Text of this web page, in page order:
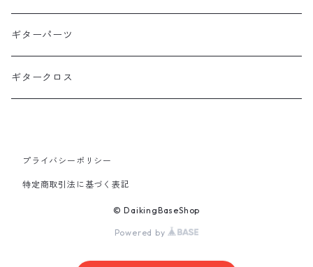
1.0mm×10枚パック
Alan Kwanモデル
WT(ポリアセタール)1.5mm
猫缶ケース
本革ピックケース黒
本革ピックケース茶
日本製本革ピックケース動物柄
1SET入りベース弦
1SET入りベース弦ピックあり
2SET入りベース弦
2SET入りベース弦
DMS-5000 BLACK
DMS-4000 SILVER
ギターパーツ
ギタークロス
プライバシーポリシー
特定商取引法に基づく表記
© DaikingBaseShop
Powered by